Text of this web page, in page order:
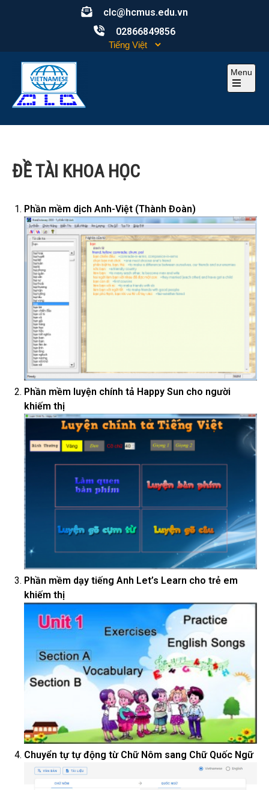
clc@hcmus.edu.vn
02866849856
CLC
Menu
Open
ĐỀ TÀI KHOA HỌC
Phần mềm dịch Anh-Việt (Thành Đoàn)
Phần mềm luyện chính tả Happy Sun cho người
khiếm thị
Phần mềm dạy tiếng Anh Let’s Learn cho trẻ em
khiếm thị
Chuyển tự tự động từ Chữ Nôm sang Chữ Quốc Ngữ